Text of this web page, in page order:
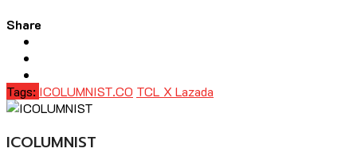
Share
Tags: ICOLUMNIST.CO TCL X Lazada
ICOLUMNIST